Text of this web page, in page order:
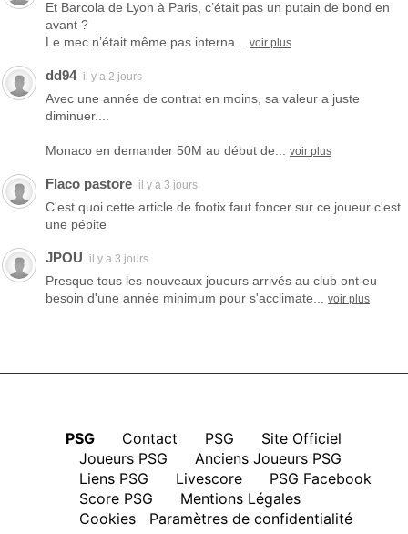
Et Barcola de Lyon à Paris, c’était pas un putain de bond en
avant ?
Le mec n’était même pas interna...
voir plus
dd94 il y a 2 jours
Avec une année de contrat en moins, sa valeur a juste
diminuer....
Monaco en demander 50M au début de... voir plus
Flaco pastore il y a 3 jours
C'est quoi cette article de footix faut foncer sur ce joueur c'est
une pépite
JPOU il y a 3 jours
Presque tous les nouveaux joueurs arrivés au club ont eu
besoin d'une année minimum pour s'acclimate...
voir plus
PSG Contact PSG
Site Officiel
Joueurs PSG
Anciens Joueurs PSG
Liens PSG Livescore
PSG Facebook
Score PSG
Mentions Légales
Cookies Paramètres de confidentialité